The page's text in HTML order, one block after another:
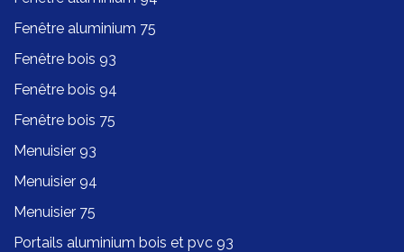
Fenêtre aluminium 75
Fenêtre bois 93
Fenêtre bois 94
Fenêtre bois 75
Menuisier 93
Menuisier 94
Menuisier 75
Portails aluminium bois et pvc 93